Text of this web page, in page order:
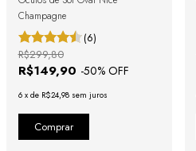
Champagne
(6)
R$149,90 -50% OFF
R$299,80
6 x de R$24,98 sem juros